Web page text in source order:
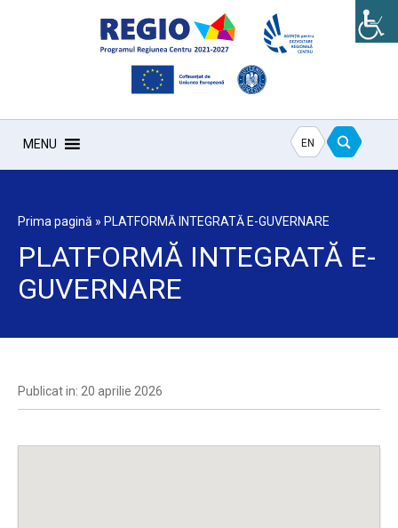
MENU EN
Prima pagină » PLATFORMĂ INTEGRATĂ E-GUVERNARE
PLATFORMĂ INTEGRATĂ E-
GUVERNARE
Publicat in: 20 aprilie 2026